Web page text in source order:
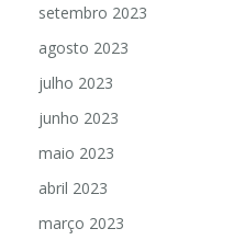
setembro 2023
agosto 2023
julho 2023
junho 2023
maio 2023
abril 2023
março 2023